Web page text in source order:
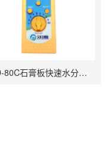
AKD-80C石膏板快速水分测量仪